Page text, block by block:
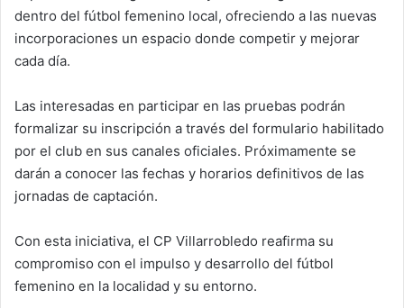
dentro del fútbol femenino local, ofreciendo a las nuevas
incorporaciones un espacio donde competir y mejorar
cada día.
Las interesadas en participar en las pruebas podrán
formalizar su inscripción a través del formulario habilitado
por el club en sus canales oficiales. Próximamente se
darán a conocer las fechas y horarios definitivos de las
jornadas de captación.
Con esta iniciativa, el CP Villarrobledo reafirma su
compromiso con el impulso y desarrollo del fútbol
femenino en la localidad y su entorno.